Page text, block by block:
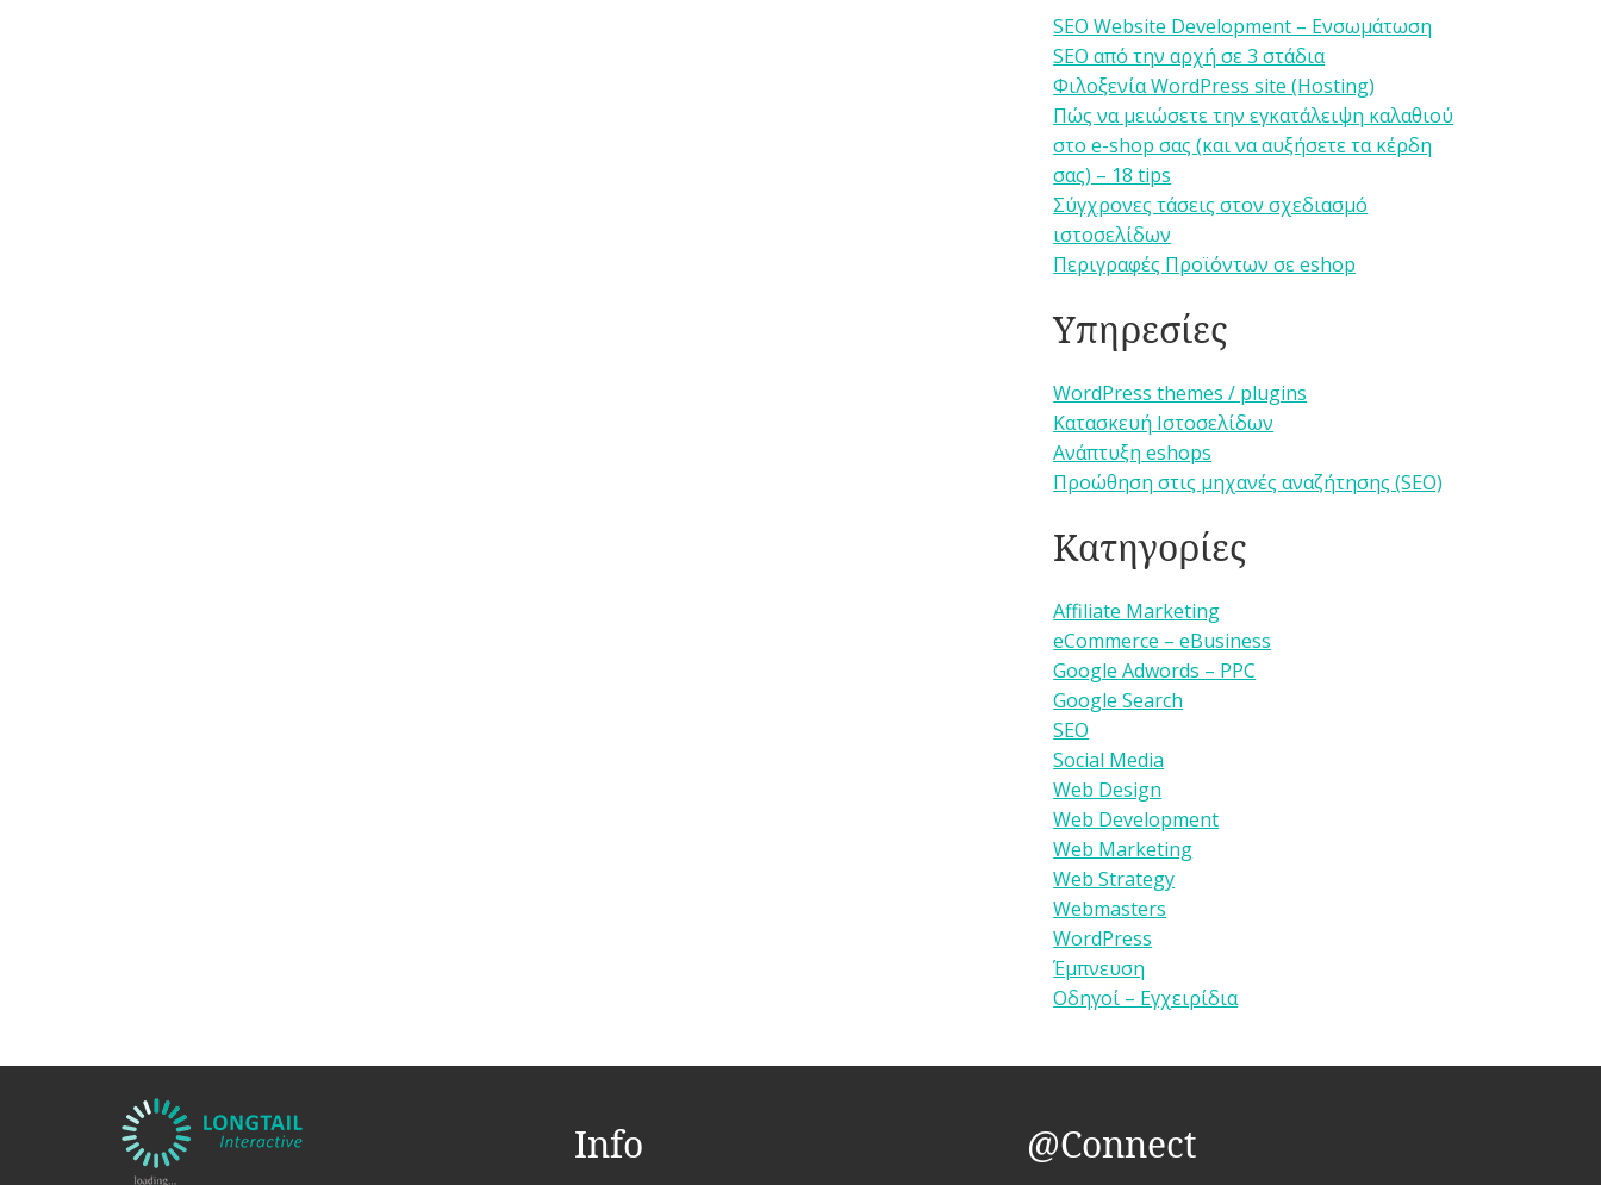
SEO Website Development – Ενσωμάτωση
SEO από την αρχή σε 3 στάδια
Φιλοξενία WordPress site (Hosting)
Πώς να μειώσετε την εγκατάλειψη καλαθιού
στο e-shop σας (και να αυξήσετε τα κέρδη
σας) – 18 tips
Σύγχρονες τάσεις στον σχεδιασμό
ιστοσελίδων
Περιγραφές Προϊόντων σε eshop
Υπηρεσίες
WordPress themes / plugins
Κατασκευή Ιστοσελίδων
Ανάπτυξη eshops
Προώθηση στις μηχανές αναζήτησης (SEO)
Κατηγορίες
Affiliate Marketing
eCommerce – eBusiness
Google Adwords – PPC
Google Search
SEO
Social Media
Web Design
Web Development
Web Marketing
Web Strategy
Webmasters
WordPress
Έμπνευση
Οδηγοί – Εγχειρίδια
Info @Connect